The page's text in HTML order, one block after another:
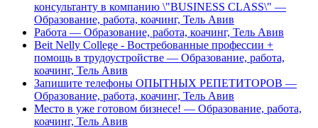
консультанту в компанию \"BUSINESS CLASS\" —
Образование, работа, коачинг, Тель Авив
Работа — Образование, работа, коачинг, Тель Авив
Beit Nelly College - Востребованные профессии +
помощь в трудоустройстве — Образование, работа,
коачинг, Тель Авив
Запишите телефоны ОПЫТНЫХ РЕПЕТИТОРОВ —
Образование, работа, коачинг, Тель Авив
Место в уже готовом бизнесе! — Образование, работа,
коачинг, Тель Авив